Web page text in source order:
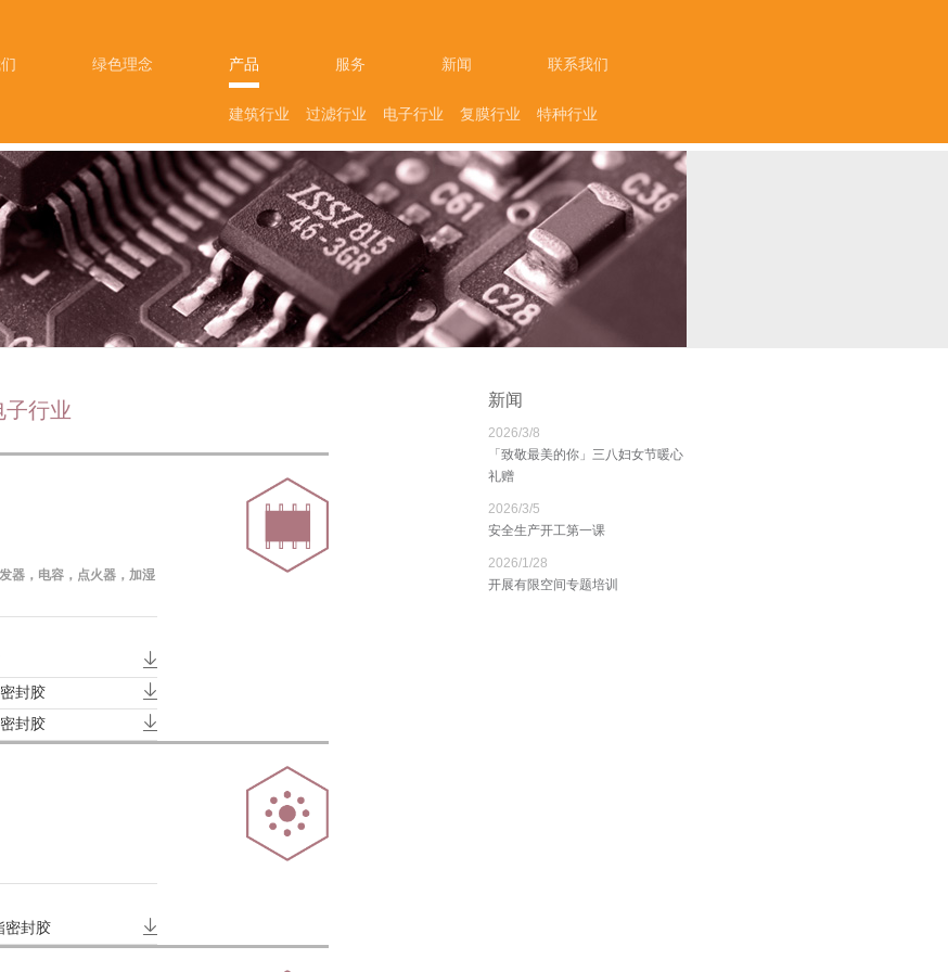
绿色理念 产品
建筑行业 过滤行业 电子行业 复膜行业 特种行业
服务 新闻 联系我们
子行业
器，电容，点火器，加湿

封胶 
封胶 
密封胶 
新闻
2026/3/8
「致敬最美的你」三八妇女节暖心
礼赠
2026/3/5
安全生产开工第一课
2026/1/28
开展有限空间专题培训